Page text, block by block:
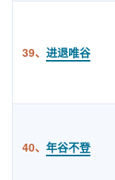
39、 进退唯谷
40、 年谷不登